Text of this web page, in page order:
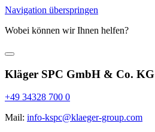
Navigation überspringen
Wobei können wir Ihnen helfen?
Kläger SPC GmbH & Co. KG
+49 34328 700 0
Mail: info-kspc@klaeger-group.com